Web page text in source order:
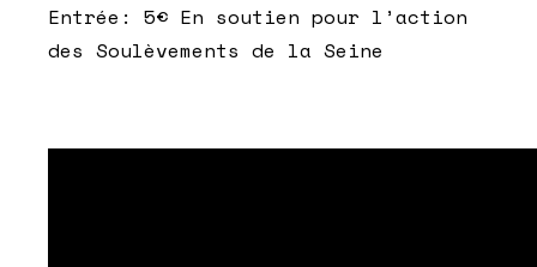
Entrée: 5€ En soutien pour l’action
des Soulèvements de la Seine